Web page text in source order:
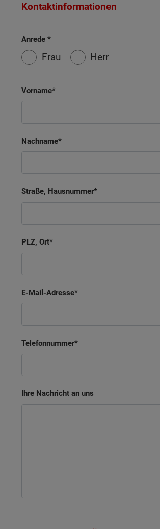
Kontaktinformationen
Anrede
Frau Herr
Vorname
Nachname
Straße, Hausnummer
PLZ, Ort
E-Mail-Adresse
Telefonnummer
Ihre Nachricht an uns